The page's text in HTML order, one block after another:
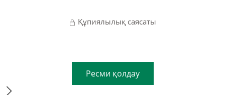
Құпиялылық саясаты
Ресми қолдау